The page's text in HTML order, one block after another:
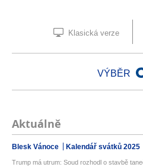
Klasická verze
VÝBĚR
Aktuálně
Blesk Vánoce Kalendář svátků 2025
Trump má utrum: Soud rozhodl o stavbě